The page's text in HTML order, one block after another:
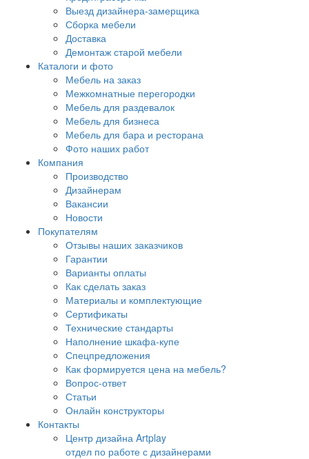
Выезд дизайнера-замерщика
Сборка мебели
Доставка
Демонтаж старой мебели
Каталоги и фото
Мебель на заказ
Межкомнатные перегородки
Мебель для раздевалок
Мебель для бизнеса
Мебель для бара и ресторана
Фото наших работ
Компания
Производство
Дизайнерам
Вакансии
Новости
Покупателям
Отзывы наших заказчиков
Гарантии
Варианты оплаты
Как сделать заказ
Материалы и комплектующие
Сертификаты
Технические стандарты
Наполнение шкафа-купе
Спецпредложения
Как формируется цена на мебель?
Вопрос-ответ
Статьи
Онлайн конструкторы
Контакты
Центр дизайна Artplay
отдел по работе с дизайнерами